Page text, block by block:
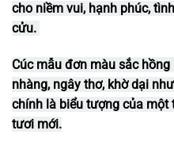
cho niềm vui, hạnh phúc,
cửu.
Cúc mẫu đơn màu sắc
nhàng, ngây thơ, khờ dại
chính là biểu tượng của
tươi mới.